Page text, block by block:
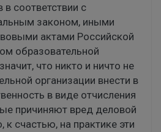
соответствии с
законом, иными
актами Российской
образовательной
что никто и ничто не
организации внести в
в виде отчисления
причиняют вред деловой
к счастью, на практике эти